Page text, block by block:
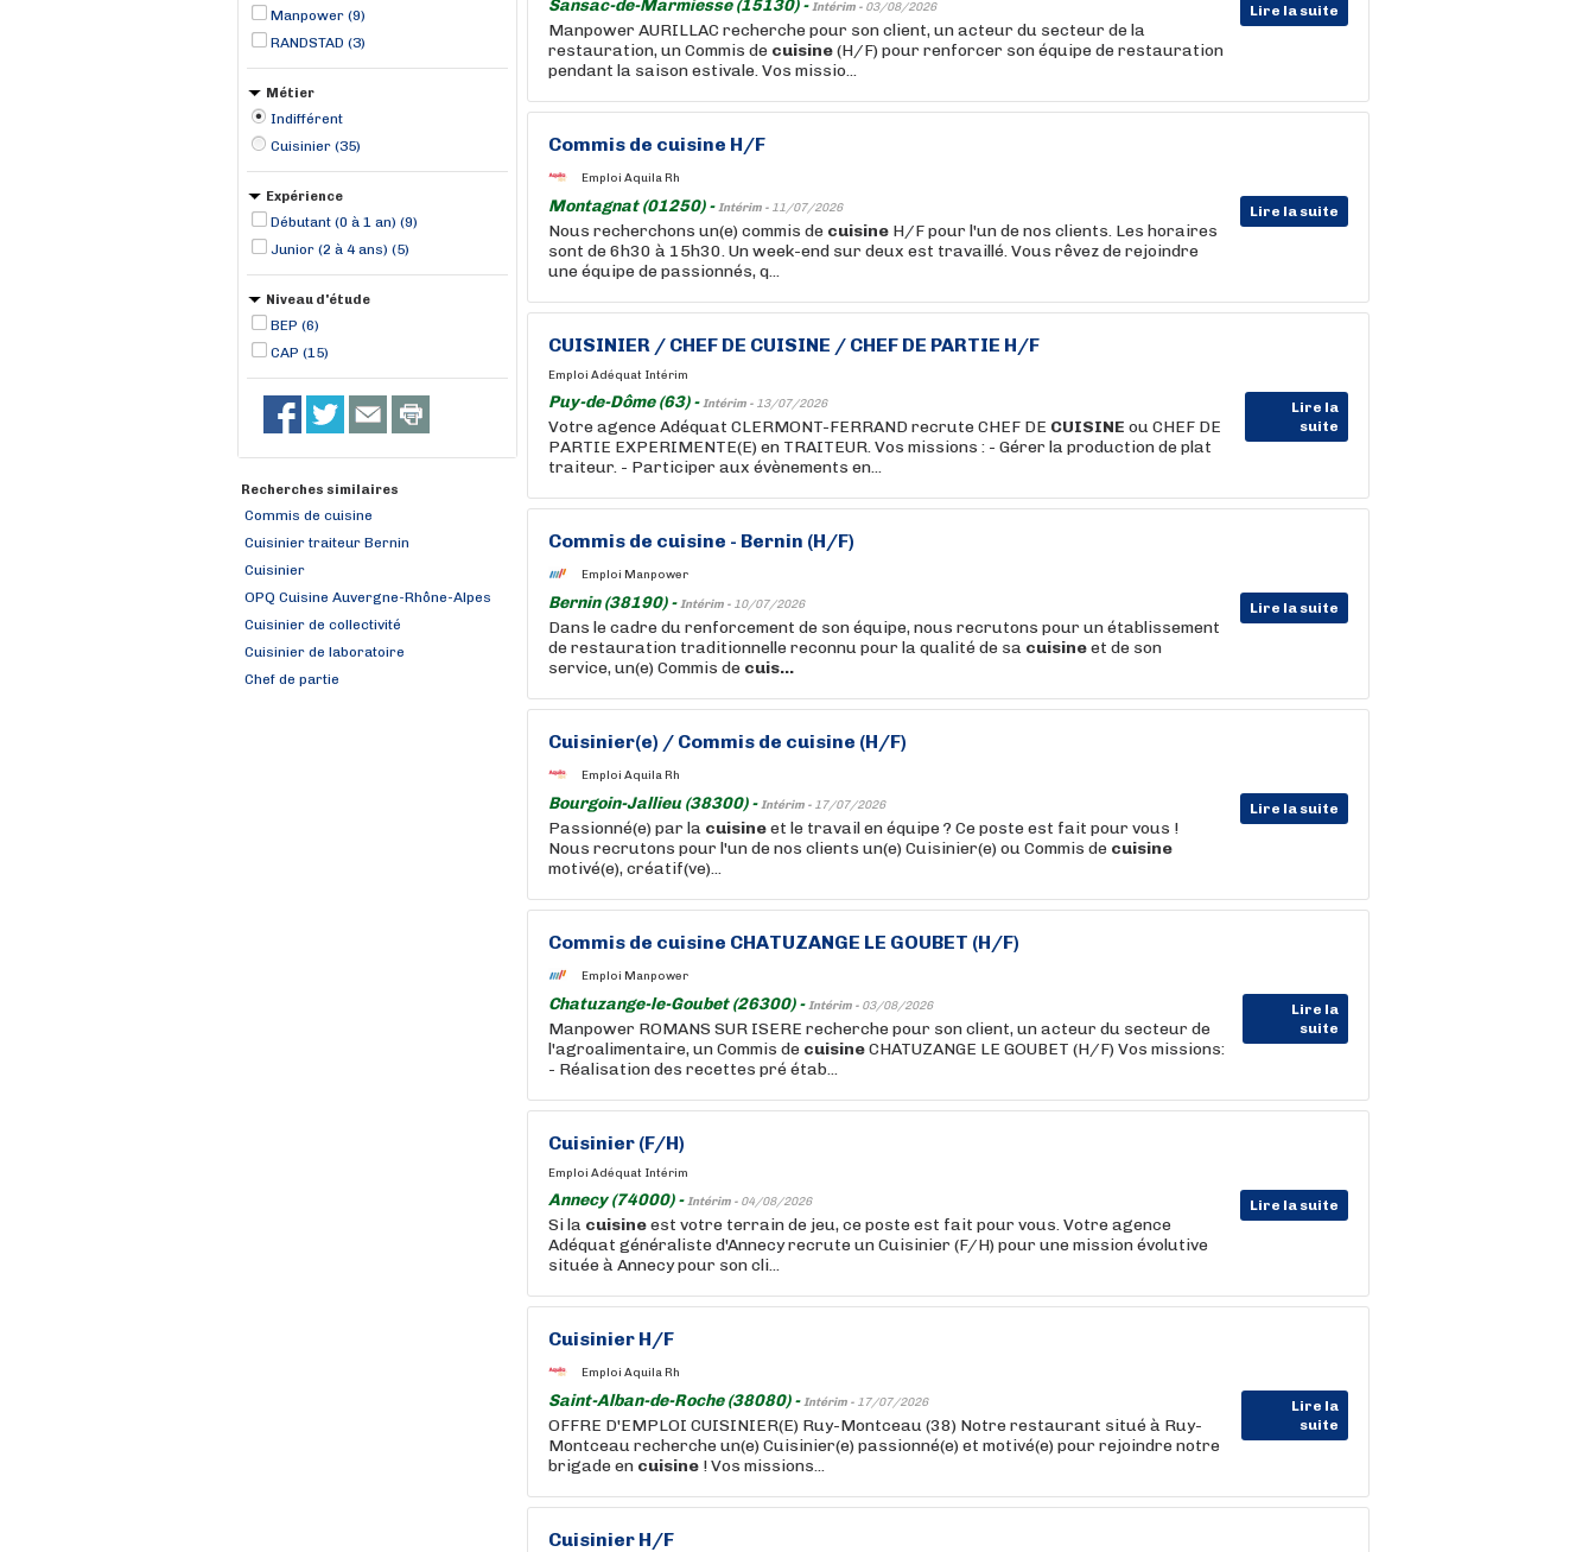
Manpower (9)
RANDSTAD (3)
Métier
Indifférent
Cuisinier (35)
Expérience
Débutant (0 à 1 an) (9)
Junior (2 à 4 ans) (5)
Niveau d'étude
BEP (6)
CAP (15)
Recherches similaires
Commis de cuisine
Cuisinier traiteur Bernin
Cuisinier
OPQ Cuisine Auvergne-Rhône-Alpes
Cuisinier de collectivité
Cuisinier de laboratoire
Chef de partie
Sansac-de-Marmiesse (15130) -Intérim - 03/08/2026 Lire la suite
Manpower AURILLAC recherche pour son client, un acteur du secteur de la
restauration, un Commis de cuisine(H/F) pour renforcer son équipe de restauration
pendant la saison estivale. Vos missio...
Commis de cuisine H/F
Emploi Aquila Rh
Montagnat (01250) -Intérim - 11/07/2026 Lire la suite
Nous recherchons un(e) commis de cuisine H/F pour l'un de nos clients. Les horaires
sont de 6h30 à 15h30. Un week-end sur deux est travaillé. Vous rêvez de rejoindre
une équipe de passionnés, q...
CUISINIER / CHEF DE CUISINE / CHEF DE PARTIE H/F
Emploi Adéquat Intérim
Puy-de-Dôme (63) -Intérim - 13/07/2026
Lire la
suite
Votre agence Adéquat CLERMONT-FERRAND recrute CHEF DE CUISINE ou CHEF DE
PARTIE EXPERIMENTE(E) en TRAITEUR. Vos missions : - Gérer la production de plat
traiteur. - Participer aux évènements en...
Commis de cuisine - Bernin (H/F)
Emploi Manpower
Bernin (38190) -Intérim - 10/07/2026 Lire la suite
Dans le cadre du renforcement de son équipe, nous recrutons pour un établissement
de restauration traditionnelle reconnu pour la qualité de sa cuisineet de son
service, un(e) Commis de cuis...
Cuisinier(e) / Commis de cuisine (H/F)
Emploi Aquila Rh
Bourgoin-Jallieu (38300) -Intérim - 17/07/2026 Lire la suite
Passionné(e) par la cuisineet le travail en équipe ? Ce poste est fait pour vous !
Nous recrutons pour l'un de nos clients un(e) Cuisinier(e) ou Commis de cuisine
motivé(e), créatif(ve)...
Commis de cuisine CHATUZANGE LE GOUBET (H/F)
Emploi Manpower
Chatuzange-le-Goubet (26300) -Intérim - 03/08/2026
Lire la
suite
Manpower ROMANS SUR ISERE recherche pour son client, un acteur du secteur de
l'agroalimentaire, un Commis de cuisineCHATUZANGE LE GOUBET (H/F) Vos missions:
- Réalisation des recettes pré étab...
Cuisinier (F/H)
Emploi Adéquat Intérim
Annecy (74000) -Intérim - 04/08/2026 Lire la suite
Si la cuisineest votre terrain de jeu, ce poste est fait pour vous. Votre agence
Adéquat généraliste d'Annecy recrute un Cuisinier (F/H) pour une mission évolutive
située à Annecy pour son cli...
Cuisinier H/F
Emploi Aquila Rh
Saint-Alban-de-Roche (38080) -Intérim - 17/07/2026
Lire la
suite
OFFRE D'EMPLOI CUISINIER(E) Ruy-Montceau (38) Notre restaurant situé à Ruy-
Montceau recherche un(e) Cuisinier(e) passionné(e) et motivé(e) pour rejoindre notre
brigade en cuisine ! Vos missions...
Cuisinier H/F